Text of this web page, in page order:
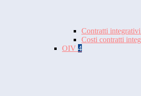
Contratti integrativi
Costi contratti
OIV 4